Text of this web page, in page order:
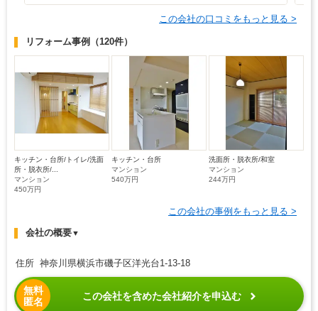
この会社の口コミをもっと見る >
リフォーム事例 （120件）
キッチン・台所/トイレ/洗面
所・脱衣所/...
マンション
450万円
キッチン・台所
マンション
540万円
洗面所・脱衣所/和室
マンション
244万円
この会社の事例をもっと見る >
会社の概要▼
住所 神奈川県横浜市磯子区洋光台1-13-18
無料
匿名
この会社を含めた会社紹介を申込む